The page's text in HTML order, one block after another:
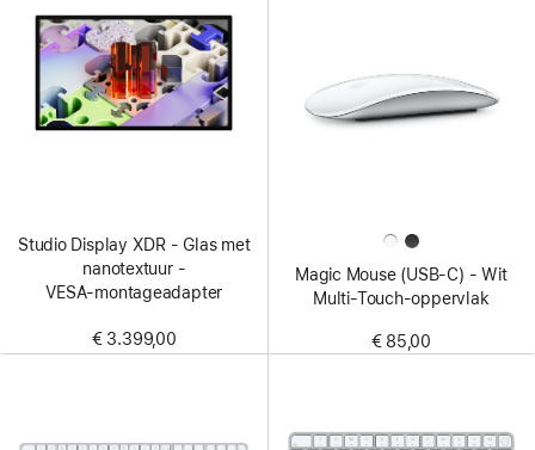
Studio Display XDR - Glas met
nanotextuur -
VESA‑montageadapter
€ 3.399,00
Magic Mouse (USB‑C) - Wit
Multi‑Touch-oppervlak
€ 85,00